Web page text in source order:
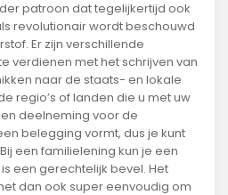
patroon dat tegelijkertijd ook
revolutionair wordt beschouwd
Er zijn verschillende
verdienen met het schrijven van
naar de staats- en lokale
regio’s of landen die u met uw
deelneming voor de
belegging vormt, dus je kunt
een familielening kun je een
een gerechtelijk bevel. Het
dan ook super eenvoudig om